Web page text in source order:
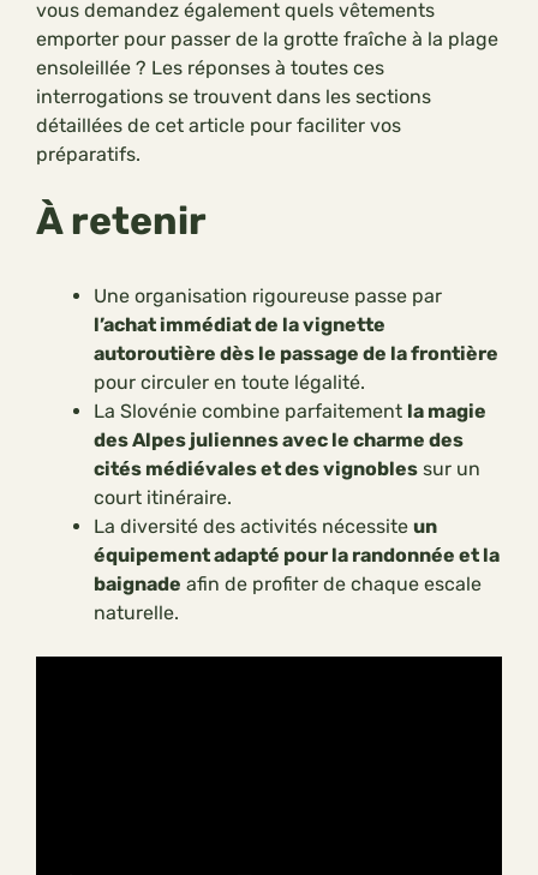
vous demandez également quels vêtements
emporter pour passer de la grotte fraîche à la plage
ensoleillée ? Les réponses à toutes ces
interrogations se trouvent dans les sections
détaillées de cet article pour faciliter vos
préparatifs.
À retenir
Une organisation rigoureuse passe par
l’achat immédiat de la vignette
autoroutière dès le passage de la frontière
pour circuler en toute légalité.
La Slovénie combine parfaitement la magie
des Alpes juliennes avec le charme des
cités médiévales et des vignobles sur un
court itinéraire.
La diversité des activités nécessite un
équipement adapté pour la randonnée et la
baignade afin de profiter de chaque escale
naturelle.